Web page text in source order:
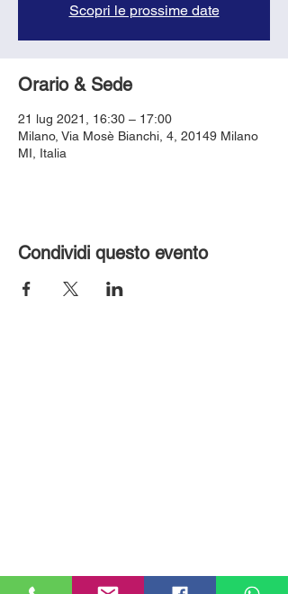
Scopri le prossime date
Orario & Sede
21 lug 2021, 16:30 – 17:00
Milano, Via Mosè Bianchi, 4, 20149 Milano
MI, Italia
Condividi questo evento